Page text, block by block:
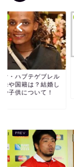
ヤ・ハブテゲブレル
録や国籍は？結婚し
や子供について！